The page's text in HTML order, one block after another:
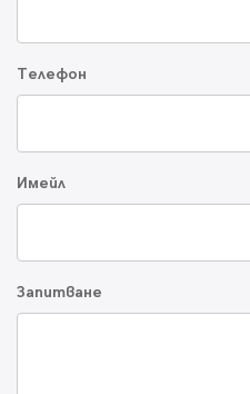
Телефон
Имейл
Запитване